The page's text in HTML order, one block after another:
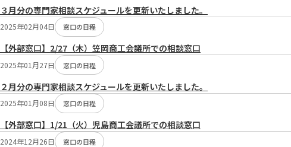
３月分の専門家相談スケジュールを更新いたしました。
2025年02月04日 窓口の日程
【外部窓口】2/27（木）笠岡商工会議所での相談窓口
2025年01月27日 窓口の日程
２月分の専門家相談スケジュールを更新いたしました。
2025年01月08日 窓口の日程
【外部窓口】1/21（火）児島商工会議所での相談窓口
2024年12月26日 窓口の日程